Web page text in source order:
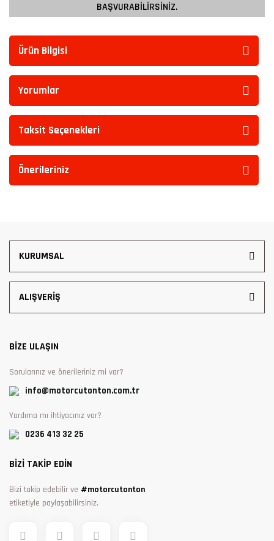
BAŞVURABİLİRSİNİZ.
Ürün Bilgisi
Yorumlar
Taksit Seçenekleri
Önerileriniz
KURUMSAL
ALIŞVERİŞ
BİZE ULAŞIN
Sorularınız ve önerileriniz mi var?
info@motorcutonton.com.tr
Yardıma mı ihtiyacınız var?
0236 413 32 25
BİZİ TAKİP EDİN
Bizi takip edebilir ve #motorcutonton
etiketiyle paylaşabilirsiniz.